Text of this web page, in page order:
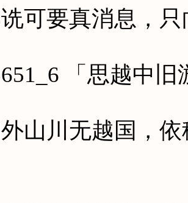
要真消息，只
「思越中旧
川无越国，依